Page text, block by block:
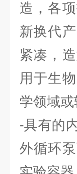
造，各
新换代
紧凑，
用于生
学领域或
-具有的
外循环